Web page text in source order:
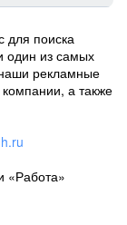
для поиска
один из самых
рекламные
а также
«Работа»